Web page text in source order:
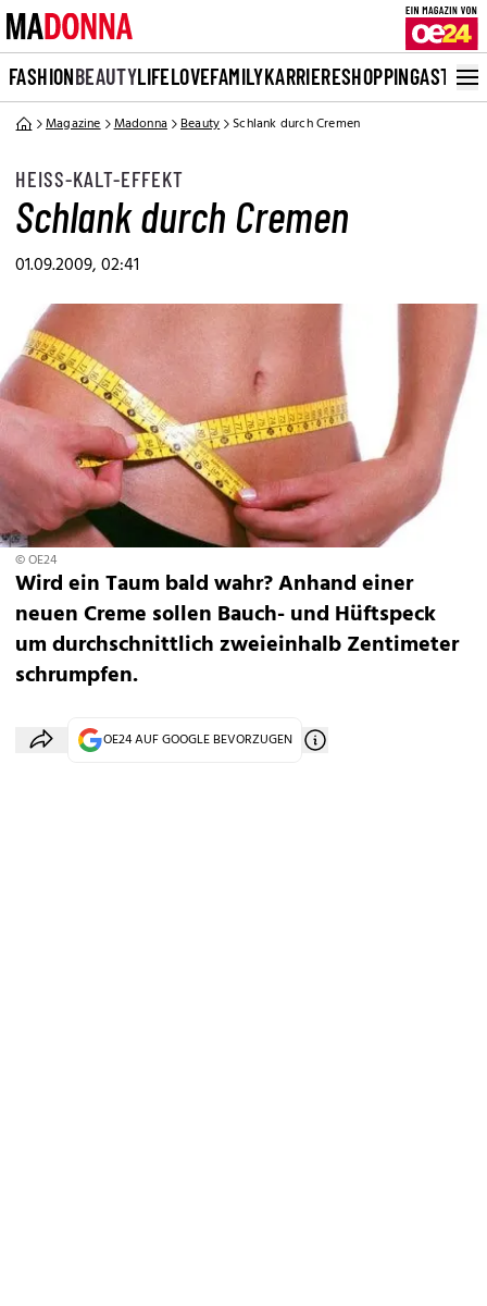
FASHIONBEAUTYLIFELOVEFAMILYKARRIERESHOPPINGASTRO
Magazine Madonna Beauty Schlank durch Cremen
HEISS-KALT-EFFEKT
Schlank durch Cremen
01.09.2009, 02:41
© OE24
Wird ein Taum bald wahr? Anhand einer
neuen Creme sollen Bauch- und Hüftspeck
um durchschnittlich zweieinhalb Zentimeter
schrumpfen.
OE24 AUF GOOGLE BEVORZUGEN